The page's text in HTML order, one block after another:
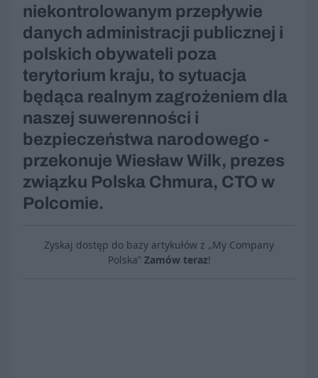
niekontrolowanym przepływie
danych administracji publicznej i
polskich obywateli poza
terytorium kraju, to sytuacja
będąca realnym zagrożeniem dla
naszej suwerenności i
bezpieczeństwa narodowego -
przekonuje Wiesław Wilk, prezes
związku Polska Chmura, CTO w
Polcomie.
Zyskaj dostęp do bazy artykułów z „My Company
Polska” Zamów teraz!